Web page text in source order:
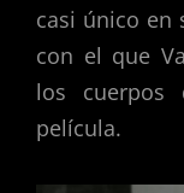
casi único en
con el que
los
película.